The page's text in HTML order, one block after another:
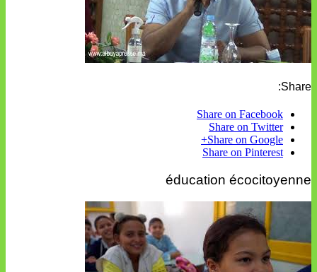
Share:
Share on Facebook
Share on Twitter
Share on Google+
Share on Pinterest
éducation écocitoyenne